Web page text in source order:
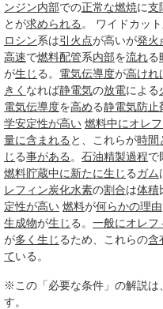
ンジン内部での正常な燃焼に支
とが求められる 。 ワイドカッ
ロシン系は引火点が高いが発火
高速で燃料配管系内部を流れる
が生じる。 電気伝導度が高けれ
きく なれば静電気の放電による
電気伝導度を高める静電気防止
学安定性が高い 燃料中にオレ
量に含まれる と、これらが時間
じる事がある 。 石油精製過程で
燃料貯蔵中に新たに生じるガム
レフィン炭化水素の割合は体積
定性が高い 燃料が何らかの理由
生成物が生じる。 一般にオレフ
が多く 生じるため、これらの含
ている。
※この「必要な条件」の解説は
す。